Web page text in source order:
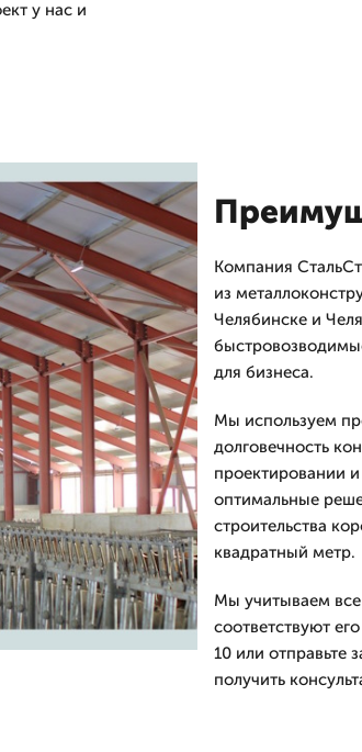
у нас и
Компания
из
Челябинске и
для бизнеса.
Мы используем
долговечность
проектировании
оптимальные
строительства
квадратный метр.
Мы учитываем
соответствуют
10 или отправьте
получить